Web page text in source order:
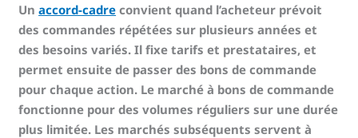
Unaccord-cadre convient quand l’acheteur prévoit
des commandes répétées sur plusieurs années et
des besoins variés. Il fixe tarifs et prestataires, et
permet ensuite de passer des bons de commande
pour chaque action. Le marché à bons de commande
fonctionne pour des volumes réguliers sur une durée
plus limitée. Les marchés subséquents servent à